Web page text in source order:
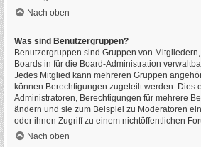
Nach oben
Was sind Benutzergruppen?
Benutzergruppen sind Gruppen von
Boards in für die Board-Administration
Jedes Mitglied kann mehreren Gruppen
können Berechtigungen zugeteilt werden. Dies
Administratoren, Berechtigungen für mehrere
ändern und sie zum Beispiel zu Moderatoren
oder ihnen Zugriff zu einem nichtöffentlichen
Nach oben